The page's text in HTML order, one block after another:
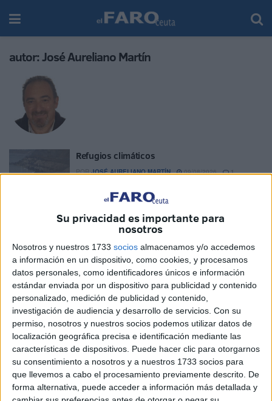
Su privacidad es importante para
nosotros
Nosotros y nuestros 1733 socios almacenamos y/o accedemos
a información en un dispositivo, como cookies, y procesamos
datos personales, como identificadores únicos e información
estándar enviada por un dispositivo para publicidad y contenido
personalizado, medición de publicidad y contenido,
investigación de audiencia y desarrollo de servicios. Con su
permiso, nosotros y nuestros socios podemos utilizar datos de
localización geográfica precisa e identificación mediante las
características de dispositivos. Puede hacer clic para otorgarnos
su consentimiento a nosotros y a nuestros 1733 socios para
que llevemos a cabo el procesamiento previamente descrito. De
forma alternativa, puede acceder a información más detallada y
autor:José Aureliano Martín
Refugios climáticos
POR JOSÉ AURELIANO MARTÍN 09/08/2026 1
Firmeza
POR JOSÉ AURELIANO MARTÍN 02/08/2026
Los mecanismos de la realidad
POR JOSÉ AURELIANO MARTÍN 26/07/2026 0
Viajando al futuro
POR JOSÉ AURELIANO MARTÍN 19/07/2026
Incendios
POR JOSÉ AURELIANO MARTÍN 12/07/2026
El tío del lío
POR JOSÉ AURELIANO MARTÍN 05/07/2026 2